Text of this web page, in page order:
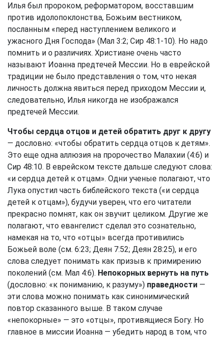
Илья был пророком, реформатором, восставшим
против идолопоклонства, Божьим вестником,
посланным «перед наступлением великого и
ужасного Дня Господа» (Мал 3:2; Сир 48:1-10). Но надо
помнить и о различиях. Христиане очень часто
называют Иоанна предтечей Мессии. Но в еврейской
традиции не было представления о том, что некая
личность должна явиться перед приходом Мессии и,
следовательно, Илья никогда не изображался
предтечей Мессии.
Чтобы сердца отцов и детей обратить друг к другу
— дословно: «чтобы обратить сердца отцов к детям».
Это еще одна аллюзия на пророчество Малахии (4:6) и
Сир 48:10. В еврейском тексте дальше следуют слова:
«и сердца детей к отцам». Одни ученые полагают, что
Лука опустил часть библейского текста («и сердца
детей к отцам»), будучи уверен, что его читатели
прекрасно помнят, как он звучит целиком. Другие же
полагают, что евангелист сделал это сознательно,
намекая на то, что «отцы» всегда противились
Божьей воле (см. 6:23; Деян 7:52; Деян 28:25), и его
слова следует понимать как призыв к примирению
поколений (см. Мал 4:6). Непокорных вернуть на путь
(дословно: «к пониманию, к разуму») праведности —
эти слова можно понимать как синонимический
повтор сказанного выше. В таком случае
«непокорные» — это «отцы», противящиеся Богу. Но
главное в миссии Иоанна — убедить народ в том, что